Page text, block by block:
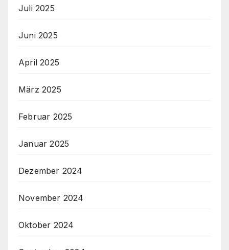
Juli 2025
Juni 2025
April 2025
März 2025
Februar 2025
Januar 2025
Dezember 2024
November 2024
Oktober 2024